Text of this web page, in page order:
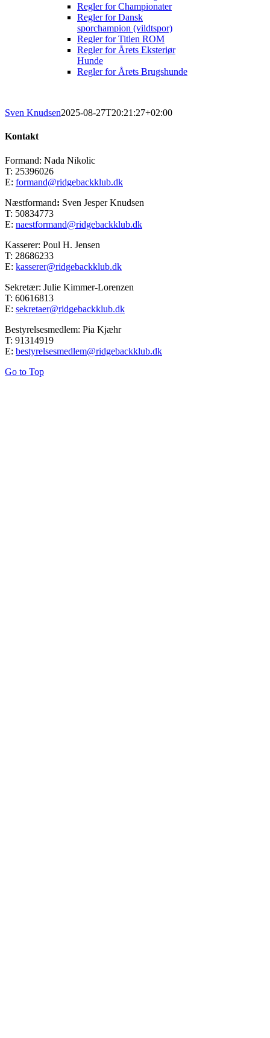
Regler for Championater
Regler for Dansk
sporchampion (vildtspor)
Regler for Titlen ROM
Regler for Årets Eksteriør
Hunde
Regler for Årets Brugshunde
Sven Knudsen2025-08-27T20:21:27+02:00
Kontakt
Formand: Nada Nikolic
T: 25396026
E: formand@ridgebackklub.dk
Næstformand: Sven Jesper Knudsen
T: 50834773
E: naestformand@ridgebackklub.dk
Kasserer: Poul H. Jensen
T: 28686233
E: kasserer@ridgebackklub.dk
Sekretær: Julie Kimmer-Lorenzen
T: 60616813
E: sekretaer@ridgebackklub.dk
Bestyrelsesmedlem: Pia Kjæhr
T: 91314919
E: bestyrelsesmedlem@ridgebackklub.dk
Go to Top